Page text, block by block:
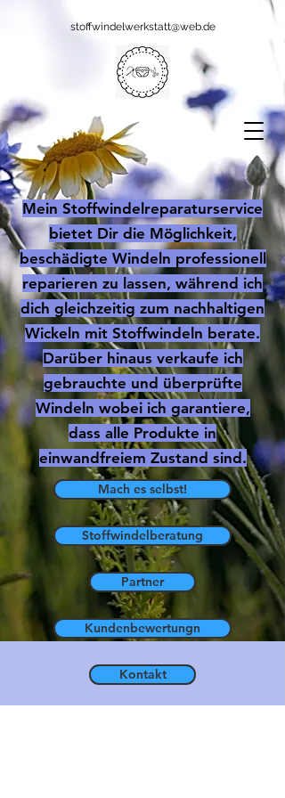
stoffwindelwerkstatt@web.de
Mein Stoffwindelreparaturservice
bietet Dir die Möglichkeit,
beschädigte Windeln professionell
reparieren zu lassen, während ich
dich gleichzeitig zum nachhaltigen
Wickeln mit Stoffwindeln berate.
Darüber hinaus verkaufe ich
gebrauchte und überprüfte
Windeln wobei ich garantiere,
dass alle Produkte in
einwandfreiem Zustand sind.
Mach es selbst!
Stoffwindelberatung
Partner
Kundenbewertungn
Kontakt